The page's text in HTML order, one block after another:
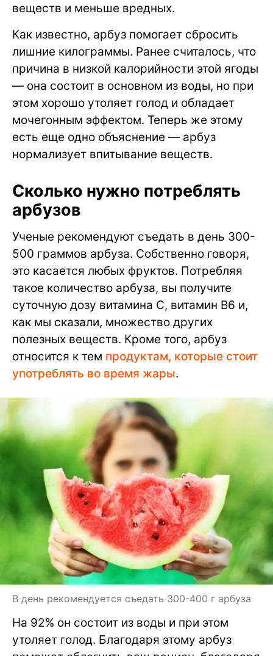
веществ и меньше вредных.
Как известно, арбуз помогает сбросить
лишние килограммы. Ранее считалось, что
причина в низкой калорийности этой ягоды
— она состоит в основном из воды, но при
этом хорошо утоляет голод и обладает
мочегонным эффектом. Теперь же этому
есть еще одно объяснение — арбуз
нормализует впитывание веществ.
Сколько нужно потреблять
арбузов
Ученые рекомендуют съедать в день 300-
500 граммов арбуза. Собственно говоря,
это касается любых фруктов. Потребляя
такое количество арбуза, вы получите
суточную дозу витамина С, витамин B6 и,
как мы сказали, множество других
полезных веществ. Кроме того, арбуз
относится к тем продуктам, которые стоит
употреблять во время жары.
В день рекомендуется съедать 300-400 г арбуза
На 92% он состоит из воды и при этом
утоляет голод. Благодаря этому арбуз